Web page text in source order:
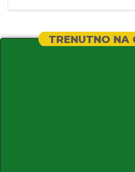
TRENUTNO NA